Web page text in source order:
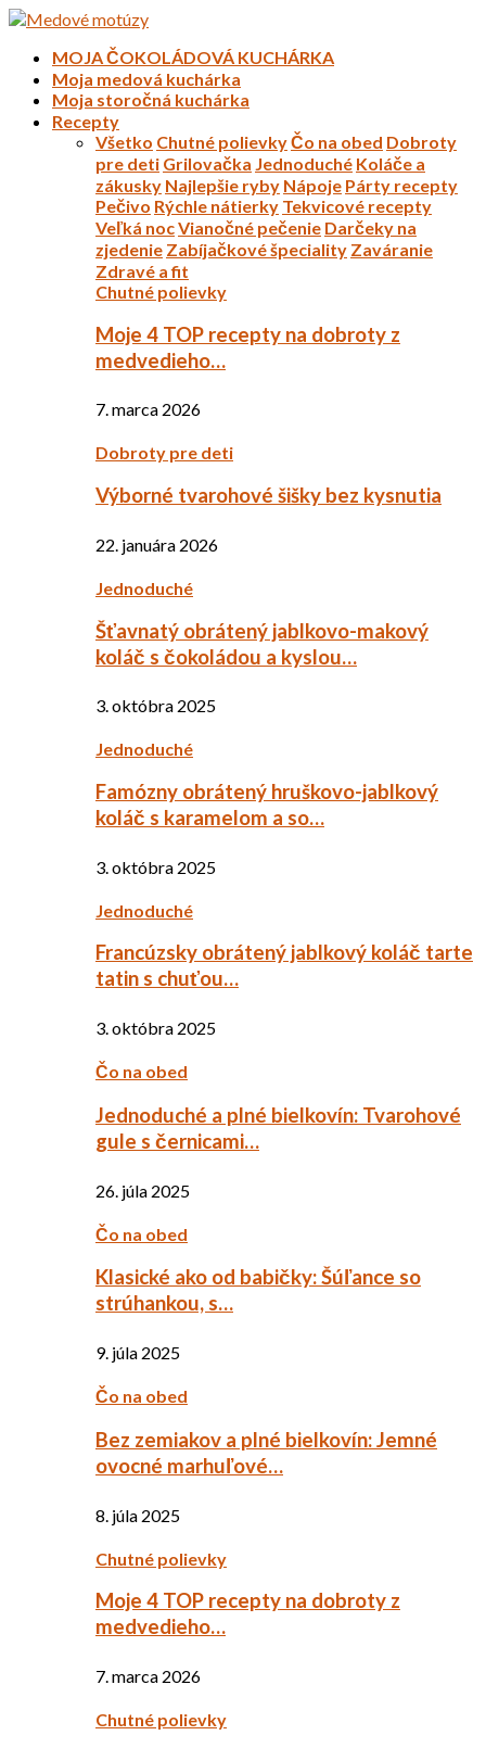
MOJA ČOKOLÁDOVÁ KUCHÁRKA
Moja medová kuchárka
Moja storočná kuchárka
Recepty
Všetko Chutné polievkyČo na obed Dobroty
pre deti Grilovačka Jednoduché Koláče a
zákusky Najlepšie ryby Nápoje Párty recepty
Pečivo Rýchle nátierky Tekvicové recepty
Veľká nocVianočné pečenie Darčeky na
zjedenie Zabíjačkové špeciality Zaváranie
Zdravé a fit
Chutné polievky
Moje 4 TOP recepty na dobroty z
medvedieho…
7. marca 2026
Dobroty pre deti
Výborné tvarohové šišky bez kysnutia
22. januára 2026
Jednoduché
Šťavnatý obrátený jablkovo-makový
koláč s čokoládou a kyslou…
3. októbra 2025
Jednoduché
Famózny obrátený hruškovo-jablkový
koláč s karamelom a so…
3. októbra 2025
Jednoduché
Francúzsky obrátený jablkový koláč tarte
tatin s chuťou…
3. októbra 2025
Čo na obed
Jednoduché a plné bielkovín: Tvarohové
gule s černicami…
26. júla 2025
Čo na obed
Klasické ako od babičky: Šúľance so
strúhankou, s…
9. júla 2025
Čo na obed
Bez zemiakov a plné bielkovín: Jemné
ovocné marhuľové…
8. júla 2025
Chutné polievky
Moje 4 TOP recepty na dobroty z
medvedieho…
7. marca 2026
Chutné polievky